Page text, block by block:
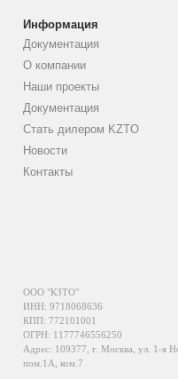
Информация
Документация
О компании
Наши проекты
Документация
Стать дилером KZTO
Новости
Контакты
ООО "КЗТО"
ИНН: 9718068636
КПП: 772101001
ОГРН: 1177746556250
Адрес: 109377, г. Москва, ул. 1-я
пом.1А, ком.7